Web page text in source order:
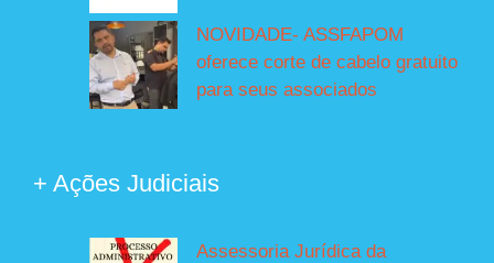
NOVIDADE- ASSFAPOM
oferece corte de cabelo gratuito
para seus associados
+ Ações Judiciais
Assessoria Jurídica da